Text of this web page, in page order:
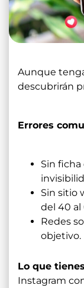
Aunque
descubrirán
Errores
Sin ficha
Sin sitio
del 40 al
Redes
objetivo.
Lo que
Instagram